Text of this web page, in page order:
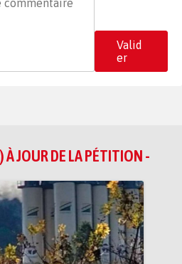
Valid
er
À JOUR DE LA PÉTITION -